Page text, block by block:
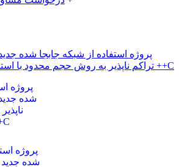
پروژه استفاده از شبکه جابجا شده
تراکم ناپذیر به روش حجم محدود با استفاده از نرم افزار ++C